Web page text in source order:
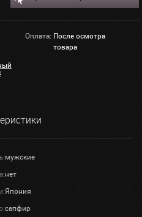
Оплата: После осмотра
товара
мужские
нет
Япония
сапфир